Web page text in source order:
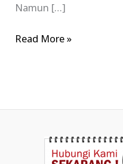
Namun […]
Read More »